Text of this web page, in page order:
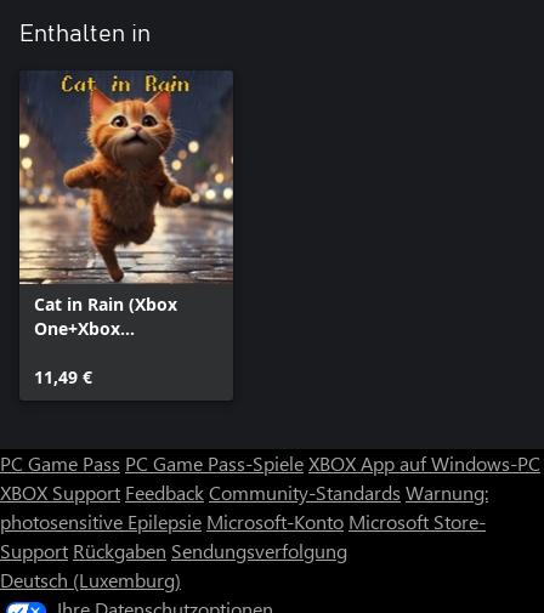
Enthalten in
Cat in Rain (Xbox
One+Xbox
11,49 €
PC Game Pass PC Game Pass-SpieleXBOX App auf Windows-PC
XBOX Support FeedbackCommunity-Standards Warnung:
photosensitive Epilepsie Microsoft-Konto Microsoft Store-
Support Rückgaben Sendungsverfolgung
Deutsch (Luxemburg)